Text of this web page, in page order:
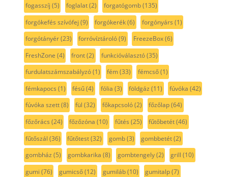
fogasszíj (5) foglalat(2) forgatógomb(135)
forgókefés szívófej (9) forgókerék(6) forgónyárs (1)
forgótányér(23) forróvíztároló(9) FreezeBox(6)
FreshZone (4) front(2) funkcióválasztó(35)
furdulatszámszabályzó(1) fém(33) fémcső(1)
fémkapocs (1) fésű(4) fólia (3) földgáz (11) fúvóka (42)
fúvóka szett(8) fül (32) főkapcsoló(2) főzőlap(64)
főzőrács (24) főzőzóna (10) fűtés (25) fűtőbetét(46)
fűtőszál (36) fűtőtest(32) gomb(3) gombbetét(2)
gombház (5) gombkarika (8) gombtengely(2) grill (10)
gumi (76) gumicső(12) gumiláb(10) gumitalp(7)